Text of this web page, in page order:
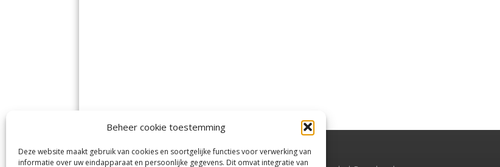
Beheer cookie toestemming
Deze website maakt gebruik van cookies en soortgelijke functies voor verwerking van
informatie over uw eindapparaat en persoonlijke gegevens. Dit omvat integratie van